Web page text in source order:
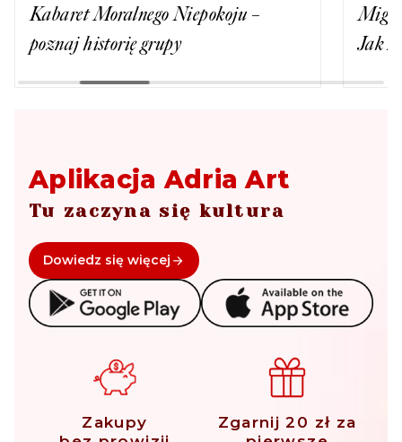
Kabaret Moralnego Niepokoju –
poznaj historię grupy
Jak
Aplikacja Adria Art
Tu zaczyna się kultura
Dowiedz się więcej
Zakupy
Zgarnij 20 zł za